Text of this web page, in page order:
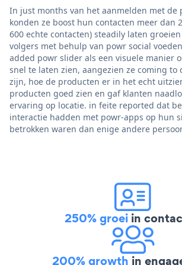
In just months van het aanmelden met de
konden ze boost hun contacten meer dan
600 echte contacten) steadily laten
volgers met behulp van powr social
added powr slider als een visuele manier
snel te laten zien, aangezien ze coming to
zijn, hoe de producten er in het echt
producten goed zien en gaf klanten
ervaring op locatie. in feite reported dat
interactie hadden met powr-apps op hun
betrokken waren dan enige andere
250% groei in
200% growth in